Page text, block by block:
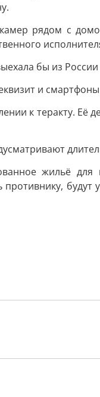
рядом с
бы из
и
к теракту. Её
жильё